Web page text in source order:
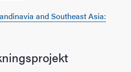
and Southeast Asia: